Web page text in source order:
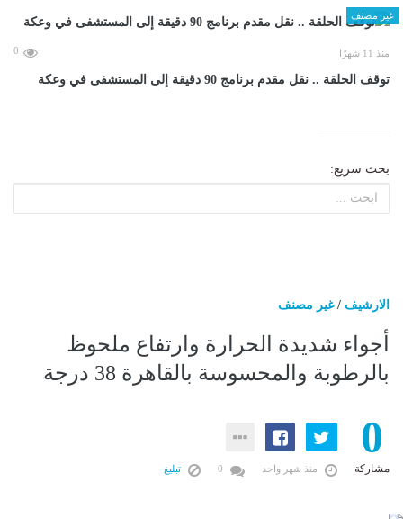
غير مصنف
منذ 11 شهرًا 0
توقف الحلقة .. نقل مقدم برنامج 90 دقيقة إلى المستشفى في وعكة
بحث سريع:
الارشيف /غير مصنف
أجواء شديدة الحرارة وارتفاع ملحوظ
بالرطوبة والمحسوسة بالقاهرة 38 درجة
0
مشاركة منذ شهر واحد تبليغ